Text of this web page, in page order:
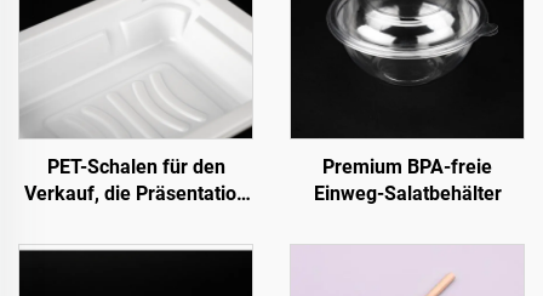
PET-Schalen für den
Verkauf, die Präsentation
Frischeprodukten
Premium BPA-freie
Einweg-Salatbehälter